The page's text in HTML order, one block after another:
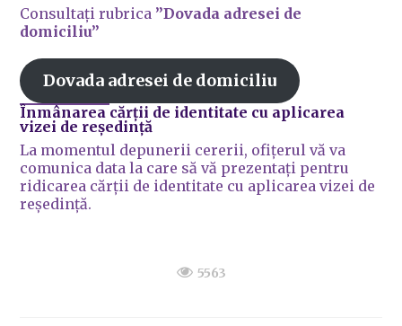
Consultați rubrica ”Dovada adresei de
domiciliu”
Dovada adresei de domiciliu
Înmânarea cărții de identitate cu aplicarea
vizei de reședință
La momentul depunerii cererii, ofițerul vă va
comunica data la care să vă prezentați pentru
ridicarea cărții de identitate cu aplicarea vizei de
reședință.
5563